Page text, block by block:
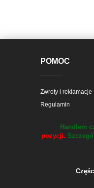
POMOC
Zwroty i reklamacje
Regulamin
Handlem
pozycji.